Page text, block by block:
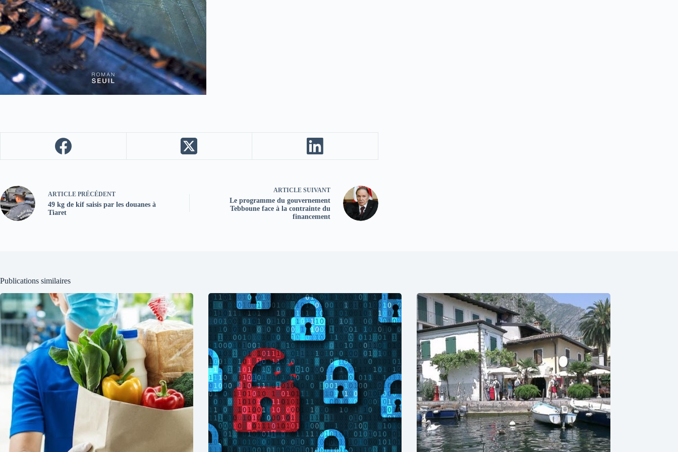
ARTICLE PRÉCÉDENT
49 kg de kif saisis par les douanes à
Tiaret
ARTICLE SUIVANT
Le programme du gouvernement
Tebboune face à la contrainte du
financement
Publications similaires